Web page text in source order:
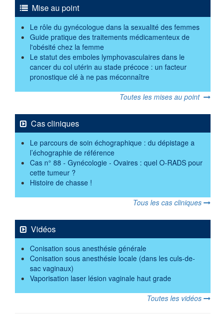
Mise au point
Le rôle du gynécologue dans la sexualité des femmes
Guide pratique des traitements médicamenteux de
l'obésité chez la femme
Le statut des emboles lymphovasculaires dans le
cancer du col utérin au stade précoce : un facteur
pronostique clé à ne pas méconnaître
Toutes les mises au point
Cas cliniques
Le parcours de soin échographique : du dépistage a
l’échographie de référence
Cas n° 88 - Gynécologie - Ovaires : quel O-RADS pour
cette tumeur ?
Histoire de chasse !
Tous les cas cliniques
Vidéos
Conisation sous anesthésie générale
Conisation sous anesthésie locale (dans les culs-de-
sac vaginaux)
Vaporisation laser lésion vaginale haut grade
Toutes les vidéos